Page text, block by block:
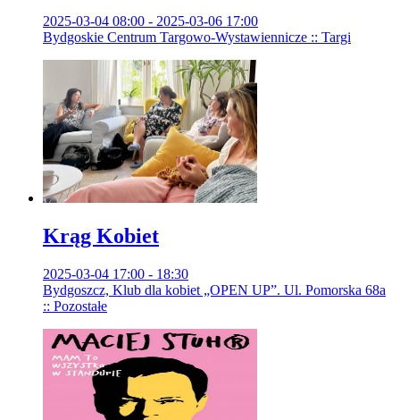
2025-03-04 08:00 - 2025-03-06 17:00
Bydgoskie Centrum Targowo-Wystawiennicze :: Targi
Krąg Kobiet
2025-03-04 17:00 - 18:30
Bydgoszcz, Klub dla kobiet „OPEN UP”. Ul. Pomorska 68a
:: Pozostałe